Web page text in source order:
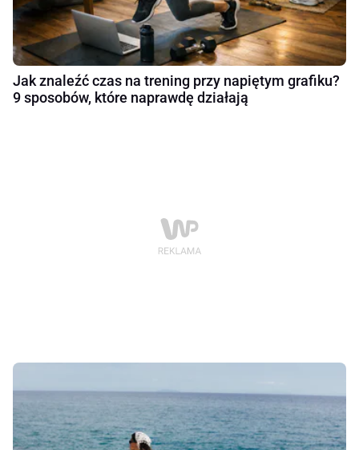
Jak znaleźć czas na trening przy napiętym grafiku?
9 sposobów, które naprawdę działają